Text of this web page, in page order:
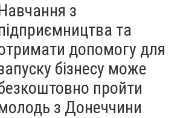
з
та
допомогу для
бізнесу може
пройти
з Донеччини